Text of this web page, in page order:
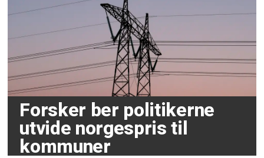
Forsker ber politikerne
utvide norgespris til
kommuner